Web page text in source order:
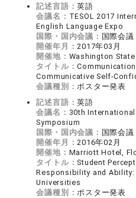
記述言語：英語
会議名： TESOL 2017
English Language Expo
国際・国内会議： 国際会議
開催年月：2017年03月
開催地： Washington
タイトル：
Communicative Self-
会議種別：ポスター発表
記述言語：英語
会議名： 30th
Symposium
国際・国内会議： 国際会議
開催年月：2016年02月
開催地： Marriott Hotel,
タイトル： Student
Responsibility and
Universities
会議種別：ポスター発表